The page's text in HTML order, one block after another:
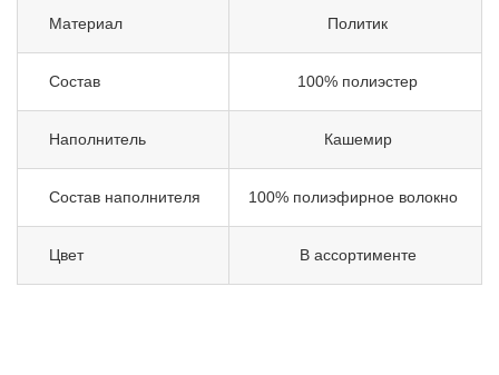
Материал Политик
Состав 100% полиэстер
Наполнитель Кашемир
Состав наполнителя 100% полиэфирное волокно
Цвет В ассортименте